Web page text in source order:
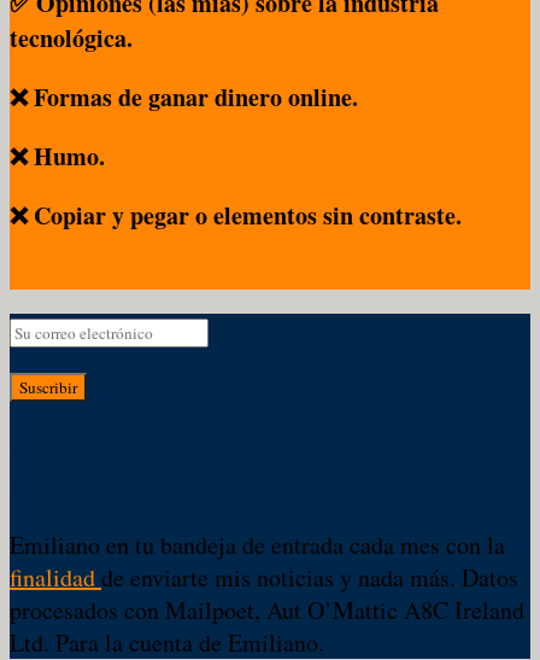
tecnológica.
❌ Formas de ganar dinero online.
❌ Humo.
❌ Copiar y pegar o elementos sin contraste.
Suscribir
Emiliano en tu bandeja de entrada cada mes con la
finalidadde enviarte mis noticias y nada más. Datos
procesados con Mailpoet, Aut O’Mattic A8C Ireland
Ltd. Para la cuenta de Emiliano.